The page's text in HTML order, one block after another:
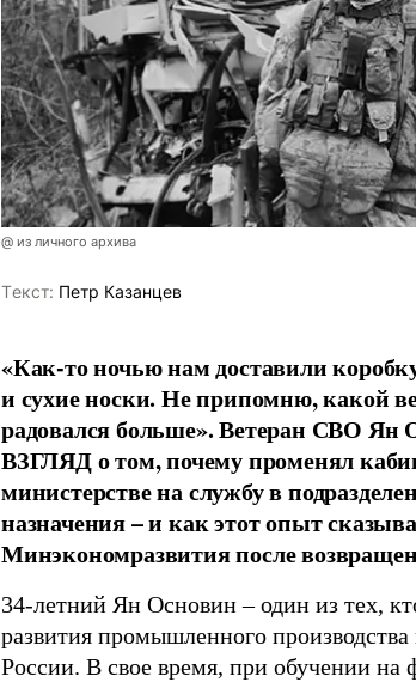
@ из личного архива
Tекст: Петр Казанцев
«Как-то ночью нам доставили
и сухие носки. Не припомню, какой
радовался больше». Ветеран СВО Ян
ВЗГЛЯД о том, почему променял
министерстве на службу в
назначения – и как этот опыт
Минэкономразвития после
34-летний Ян Основин – один из тех,
развития промышленного
России. В свое время, при обучении на